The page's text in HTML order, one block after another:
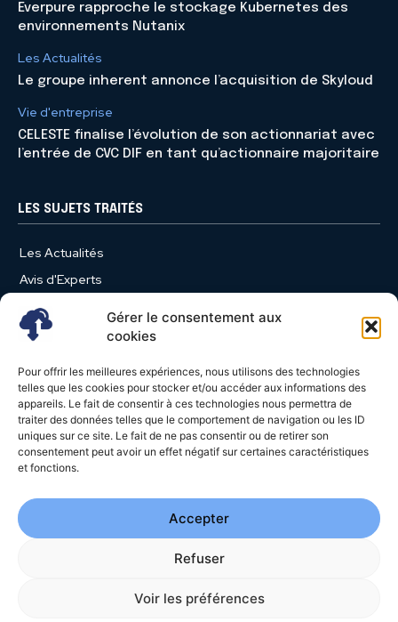
Gérer le consentement aux
cookies
Pour offrir les meilleures expériences, nous utilisons des technologies
telles que les cookies pour stocker et/ou accéder aux informations des
appareils. Le fait de consentir à ces technologies nous permettra de
traiter des données telles que le comportement de navigation ou les ID
uniques sur ce site. Le fait de ne pas consentir ou de retirer son
consentement peut avoir un effet négatif sur certaines caractéristiques
et fonctions.
Accepter
Refuser
Voir les préférences
Everpure rapproche le stockage Kubernetes des
environnements Nutanix
Les Actualités
Le groupe inherent annonce l’acquisition de Skyloud
Vie d'entreprise
CELESTE finalise l’évolution de son actionnariat avec
l’entrée de CVC DIF en tant qu’actionnaire majoritaire
LES SUJETS TRAITÉS
Les Actualités
Avis d'Experts
Produits et Services
Vie d'entreprise
Nominations
Études
Évènements
Video News
Confidentialité- Conditions| Crédits photos